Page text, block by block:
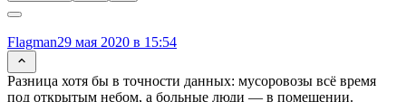
Flagman29 мая 2020 в 15:54
Разница хотя бы в точности данных: мусоровозы всё время
под открытым небом, а больные люди — в помещении.